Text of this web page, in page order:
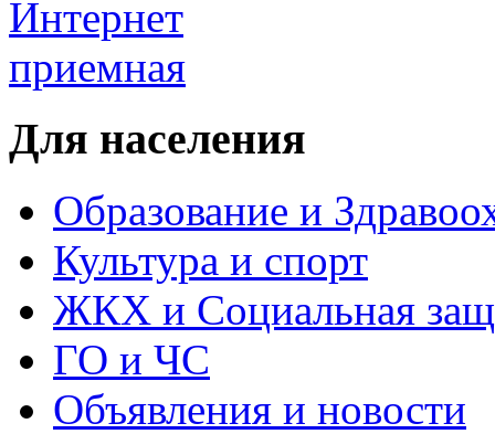
Для населения
Образование и
Культура и спорт
ЖКХ и Социальная
ГО и ЧС
Объявления и новости